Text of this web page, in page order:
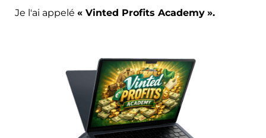
Je l'ai appelé ‭ « Vinted Profits Academy ».